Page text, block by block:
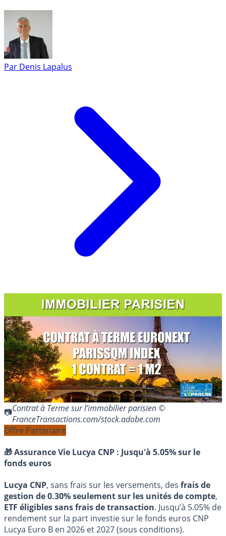
Par Denis Lapalus
Contrat à Terme sur l’immobilier parisien ©
FranceTransactions.com/stock.adobe.com
Offre Partenaire
🎁 Assurance Vie Lucya CNP : Jusqu'à 5.05% sur le
fonds euros
Lucya CNP, sans frais sur les versements, des frais de
gestion de 0.30% seulement sur les unités de compte,
ETF éligibles sans frais de transaction. Jusqu’à 5.05% de
rendement sur la part investie sur le fonds euros CNP
Lucya Euro B en 2026 et 2027 (sous conditions).